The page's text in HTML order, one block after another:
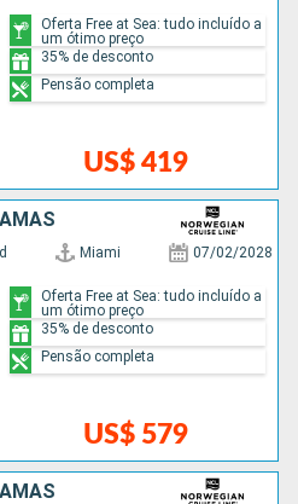
US$ 419
Oferta Free at Sea: tudo incluído a
um ótimo preço
35% de desconto
Pensão completa
Miami 07/02/2028
US$ 579
Oferta Free at Sea: tudo incluído a
um ótimo preço
35% de desconto
Pensão completa